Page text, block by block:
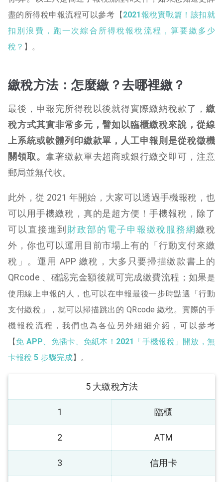
盡的所得稅申報流程可以參考 【2021報稅實戰篇！該扣就
扣別浪費，跑一次綜合所得稅報稅流程，算要繳多少
稅？ 】 。
繳稅方法：怎麼繳？去哪裡繳？
最後，申報完所得稅以後就得實際繳納稅款了， 繳
稅方式其實非常多元，譬如以臨櫃繳稅來說，從線
上系統或軟體列印繳款單，人工申報則是從稅徵機
關領取。 拿著繳款單去超商或銀行繳交即可，注意
郵局並無代收。
此外，從 2021 年開始，大家可以透過手機報稅，也
可以用手機繳稅，真的是超方便！手機報稅，除了
可以直接進到 財政部的電子申報繳稅服務網繳稅
外，你也可以運用目前市場上有的「行動支付來繳
稅」。運用 APP 繳稅，大多只要掃描繳款書上的
QRcode 、確認完金額後就可完成繳費流程；如果是
使用線上申報的人，也可以在申報最後一步時點選「行動
支付繳稅」，就可以掃描跳出的 QRcode 繳稅。 實際的手
機報稅流程，我們也為各位另外細細介紹，可以參考
【免 APP、免插卡、免紙本！ 2021 「手機報稅」開放，無
卡報稅5 步驟完成】。
5 大繳稅方法
1 臨櫃
2 ATM
3 信用卡